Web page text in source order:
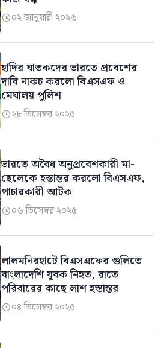
০২ জানুয়ারী ২০২৬
হাদির ঘাতকদের ভারতে প্রবেশের
দাবি নাকচ করলো বিএসএফ ও
মেঘালয় পুলিশ
২৮ ডিসেম্বর ২০২৫
ভারতে অবৈধ অনুপ্রবেশকারী মা-
ছেলেকে হস্তান্তর করলো বিএসএফ,
পাচারকারী আটক
০৬ ডিসেম্বর ২০২৫
লালমনিরহাটে বিএসএফের গুলিতে
বাংলাদেশি যুবক নিহত, রাতে
পরিবারের কাছে লাশ হস্তান্তর
০৪ ডিসেম্বর ২০২৫